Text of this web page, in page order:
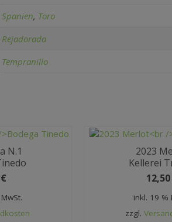
Spanien, Toro
Rejadorada
Tempranillo
N.1
€
2023
Kellerei
12,50
inkl. 19 %
zzgl.